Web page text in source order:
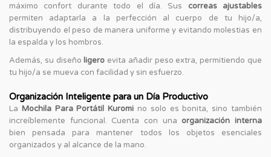
máximo confort durante todo el día. Sus correas ajustables
permiten adaptarla a la perfección al cuerpo de tu hijo/a,
distribuyendo el peso de manera uniforme y evitando molestias en
la espalda y los hombros.
Además, su diseñoligero evita añadir peso extra, permitiendo que
tu hijo/a se mueva con facilidad y sin esfuerzo.
Organización Inteligente para un Día Productivo
La Mochila Para Portátil Kuromi no solo es bonita, sino también
increíblemente funcional. Cuenta con una organización interna
bien pensada para mantener todos los objetos esenciales
organizados y al alcance de la mano.